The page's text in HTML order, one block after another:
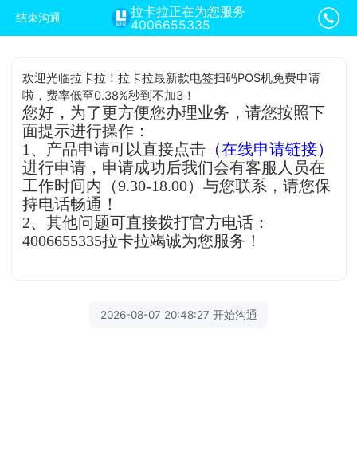
结束沟通
拉卡拉正在为您服务
4006655335
欢迎光临拉卡拉！拉卡拉最新款电签扫码POS机免费申请
啦，费率低至0.38%秒到不加3！
您好，为了更方便您办理业务，请您按照下
面提示进行操作：
1、产品申请可以直接点击 （在线申请链接）
进行申请，申请成功后我们会有客服人员在
工作时间内（9.30-18.00）与您联系，请您保
持电话畅通！
2、其他问题可直接拨打官方电话：
4006655335拉卡拉竭诚为您服务！
2026-08-07 20:48:27 开始沟通